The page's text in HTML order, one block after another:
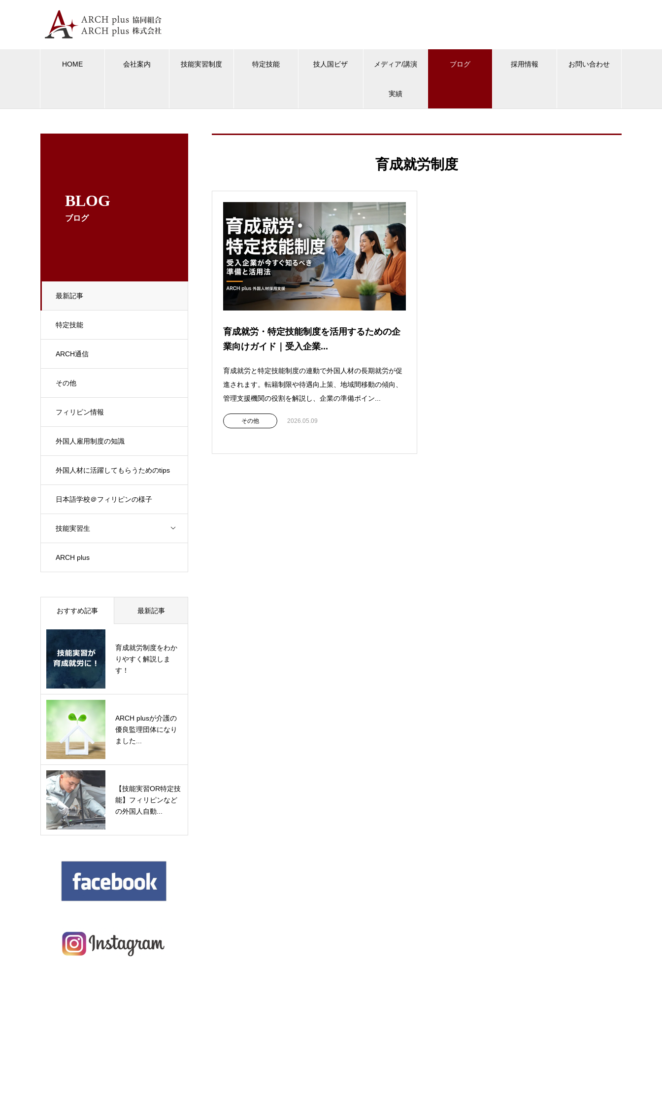
HOME 会社案内 技能実習制度 特定技能 技人国ビザ メディア/講演
実績
ブログ 採用情報 お問い合わせ
BLOG
ブログ
最新記事
特定技能
ARCH通信
その他
フィリピン情報
外国人雇用制度の知識
外国人材に活躍してもらうためのtips
日本語学校＠フィリピンの様子
技能実習生
ARCH plus
育成就労制度
育成就労・特定技能制度を活用するための企
業向けガイド｜受入企業...
育成就労と特定技能制度の連動で外国人材の長期就労が促
進されます。転籍制限や待遇向上策、地域間移動の傾向、
管理支援機関の役割を解説し、企業の準備ポイン...
その他 2026.05.09
おすすめ記事 最新記事
育成就労制度をわか
りやすく解説しま
す！
ARCH plusが介護の
優良監理団体になり
ました...
【技能実習OR特定技
能】フィリピンなど
の外国人自動...